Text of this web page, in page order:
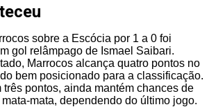
sobre a Escócia por 1 a 0 foi
gol relâmpago de Ismael Saibari.
Marrocos alcança quatro pontos no
bem posicionado para a classificação.
três pontos, ainda mantém chances de
mata, dependendo do último jogo.